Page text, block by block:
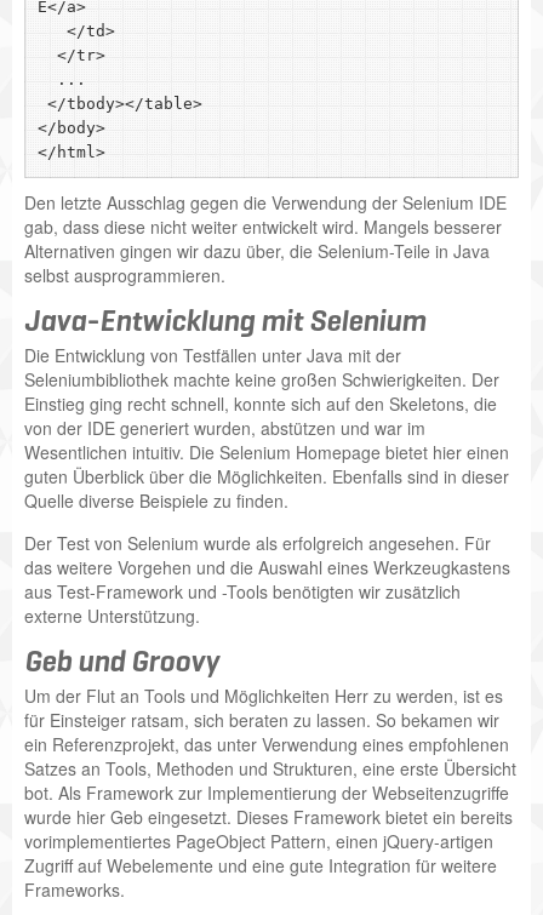
E</a>
</body>
</html>
Den letzte Ausschlag gegen die Verwendung der Selenium IDE
gab, dass diese nicht weiter entwickelt wird. Mangels besserer
Alternativen gingen wir dazu über, die Selenium-Teile in Java
selbst ausprogrammieren.
Java-Entwicklung mit Selenium
Die Entwicklung von Testfällen unter Java mit der
Seleniumbibliothek machte keine großen Schwierigkeiten. Der
Einstieg ging recht schnell, konnte sich auf den Skeletons, die
von der IDE generiert wurden, abstützen und war im
Wesentlichen intuitiv. Die Selenium Homepage bietet hier einen
guten Überblick über die Möglichkeiten. Ebenfalls sind in dieser
Quelle diverse Beispiele zu finden.
Der Test von Selenium wurde als erfolgreich angesehen. Für
das weitere Vorgehen und die Auswahl eines Werkzeugkastens
aus Test-Framework und -Tools benötigten wir zusätzlich
externe Unterstützung.
Geb und Groovy
Um der Flut an Tools und Möglichkeiten Herr zu werden, ist es
für Einsteiger ratsam, sich beraten zu lassen. So bekamen wir
ein Referenzprojekt, das unter Verwendung eines empfohlenen
Satzes an Tools, Methoden und Strukturen, eine erste Übersicht
bot. Als Framework zur Implementierung der Webseitenzugriffe
wurde hier Geb eingesetzt. Dieses Framework bietet ein bereits
vorimplementiertes PageObject Pattern, einen jQuery-artigen
Zugriff auf Webelemente und eine gute Integration für weitere
Frameworks.